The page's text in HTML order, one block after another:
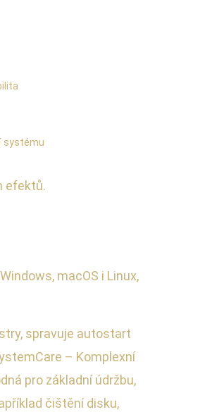
systému
efektů.
macOS i Linux,
spravuje autostart
– Komplexní
pro základní údržbu,
čištění disku,